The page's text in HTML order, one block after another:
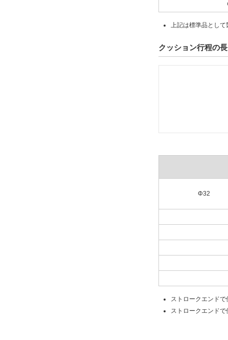
上記は標準品として
クッション行程の
Φ32
ストロークエンドで
ストロークエンド